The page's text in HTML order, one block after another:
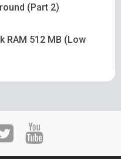
(Part 2)
RAM 512 MB (Low